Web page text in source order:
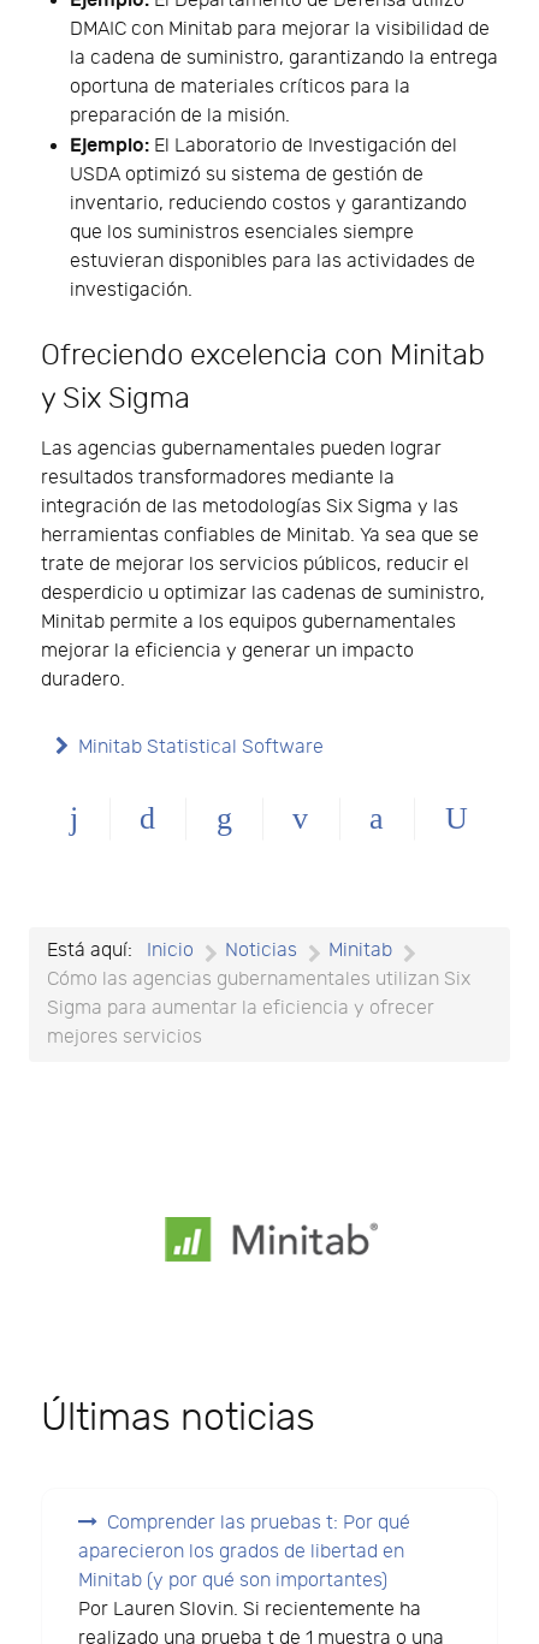
DMAIC con Minitab para mejorar la visibilidad de
la cadena de suministro, garantizando la entrega
oportuna de materiales críticos para la
preparación de la misión.
Ejemplo: El Laboratorio de Investigación del
USDA optimizó su sistema de gestión de
inventario, reduciendo costos y garantizando
que los suministros esenciales siempre
estuvieran disponibles para las actividades de
investigación.
Ofreciendo excelencia con Minitab
y Six Sigma
Las agencias gubernamentales pueden lograr
resultados transformadores mediante la
integración de las metodologías Six Sigma y las
herramientas confiables de Minitab. Ya sea que se
trate de mejorar los servicios públicos, reducir el
desperdicio u optimizar las cadenas de suministro,
Minitab permite a los equipos gubernamentales
mejorar la eficiencia y generar un impacto
duradero.
Minitab Statistical Software
Está aquí: Inicio Noticias
Minitab
Cómo las agencias gubernamentales utilizan Six
Sigma para aumentar la eficiencia y ofrecer
mejores servicios
Últimas noticias
Comprender las pruebas t: Por qué
aparecieron los grados de libertad en
Minitab (y por qué son importantes)
Por Lauren Slovin. Si recientemente ha
realizado una prueba t de 1 muestra o una